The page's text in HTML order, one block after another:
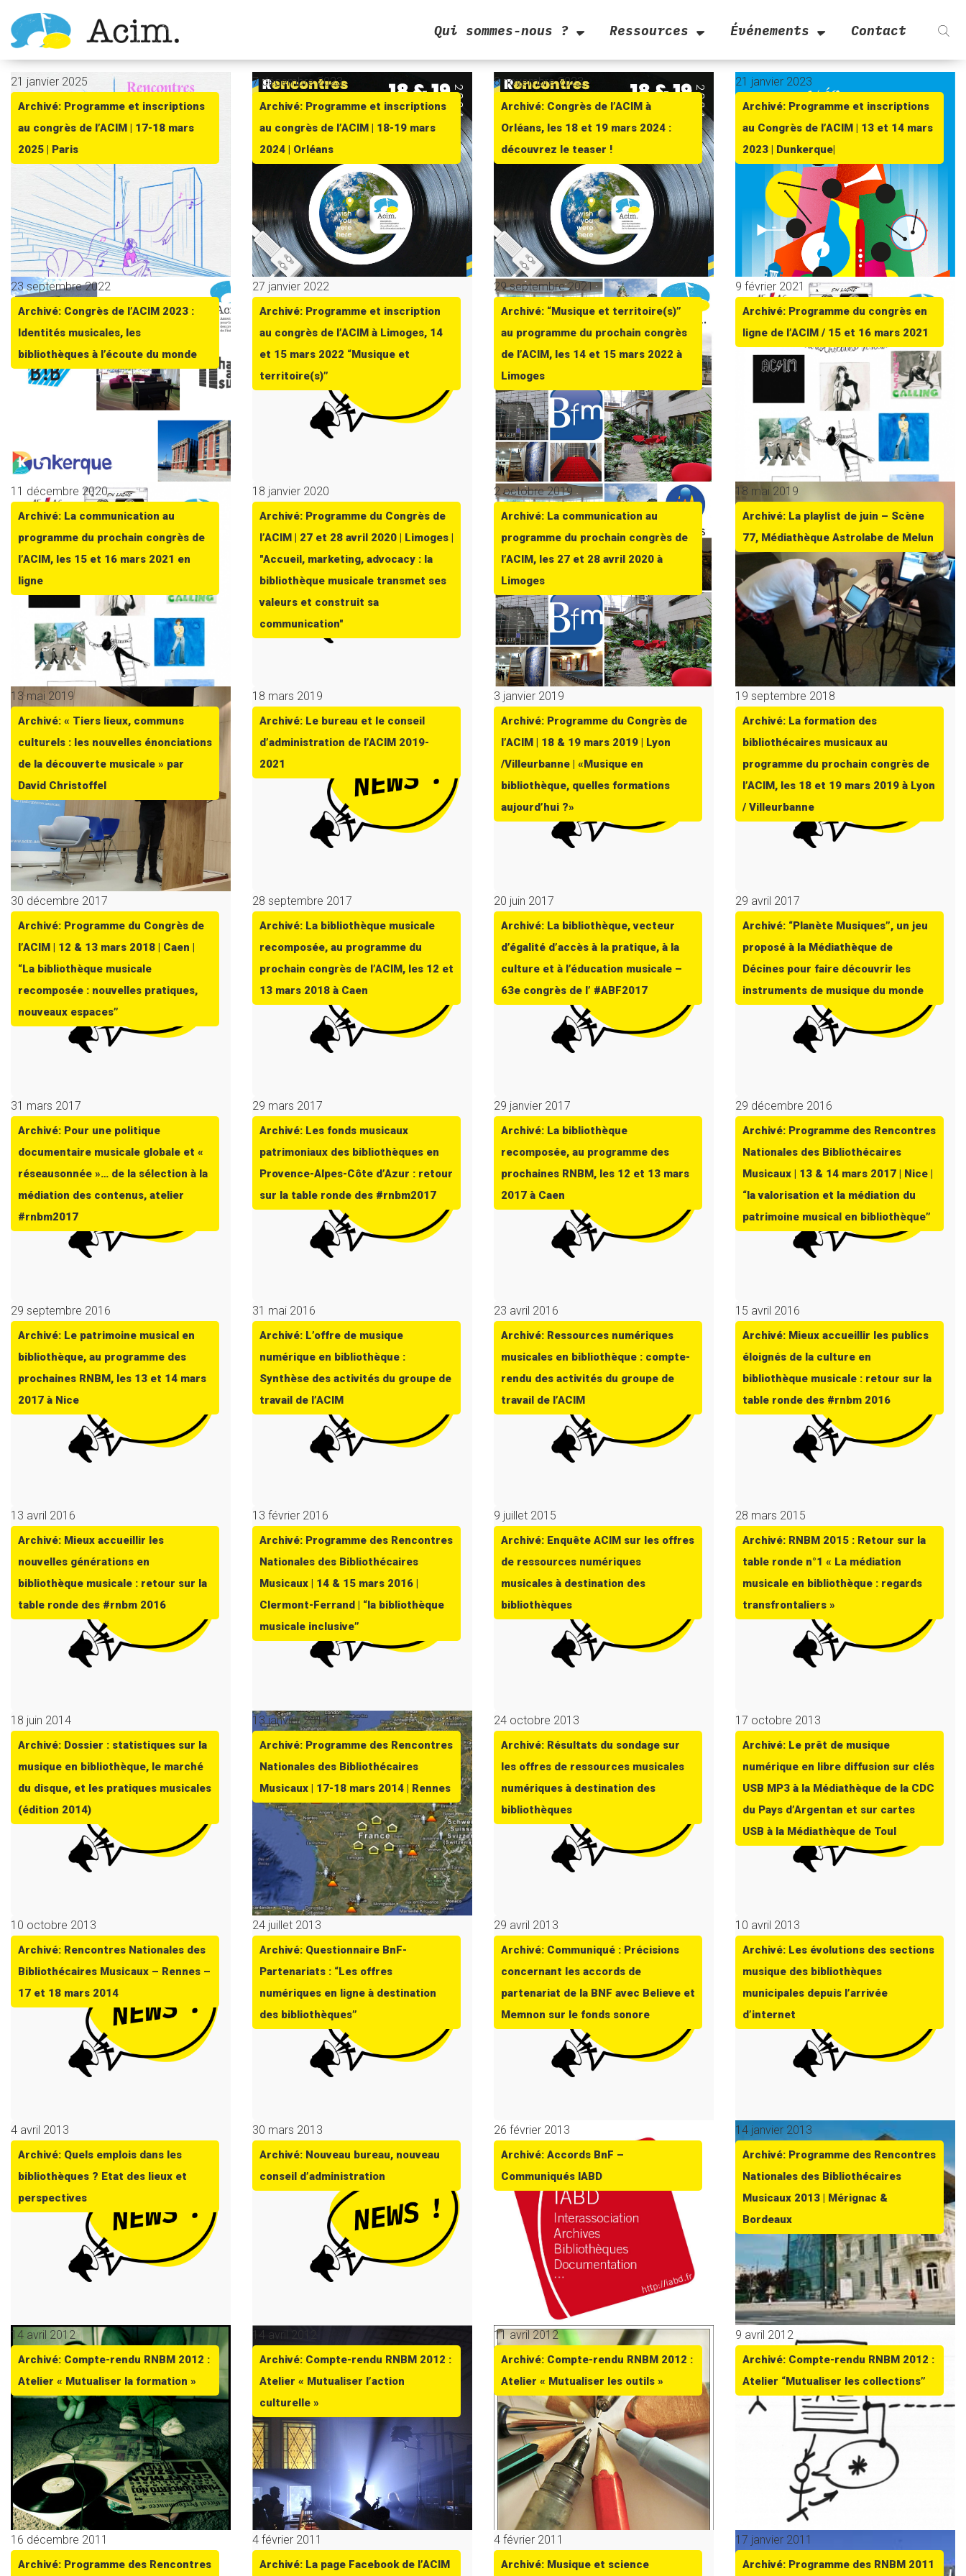
Ouvrir la barre d’outils
Qui sommes-nous ? Ressources Événements Contact
21 janvier 2025
Archivé: Programme et inscriptions
au congrès de l’ACIM | 17-18 mars
2025 | Paris
7 décembre 2023
Archivé: Programme et inscriptions
au congrès de l’ACIM | 18-19 mars
2024 | Orléans
8 novembre 2023
Archivé: Congrès de l’ACIM à
Orléans, les 18 et 19 mars 2024 :
découvrez le teaser !
21 janvier 2023
Archivé: Programme et inscriptions
au Congrès de l’ACIM | 13 et 14 mars
2023 | Dunkerque|
23 septembre 2022
Archivé: Congrès de l’ACIM 2023 :
Identités musicales, les
bibliothèques à l’écoute du monde
27 janvier 2022
Archivé: Programme et inscription
au congrès de l’ACIM à Limoges, 14
et 15 mars 2022 “Musique et
territoire(s)”
29 septembre 2021
Archivé: “Musique et territoire(s)”
au programme du prochain congrès
de l’ACIM, les 14 et 15 mars 2022 à
Limoges
9 février 2021
Archivé: Programme du congrès en
ligne de l’ACIM / 15 et 16 mars 2021
11 décembre 2020
Archivé: La communication au
programme du prochain congrès de
l’ACIM, les 15 et 16 mars 2021 en
ligne
18 janvier 2020
Archivé: Programme du Congrès de
l’ACIM | 27 et 28 avril 2020 | Limoges |
"Accueil, marketing, advocacy : la
bibliothèque musicale transmet ses
valeurs et construit sa
communication"
2 octobre 2019
Archivé: La communication au
programme du prochain congrès de
l’ACIM, les 27 et 28 avril 2020 à
Limoges
18 mai 2019
Archivé: La playlist de juin – Scène
77, Médiathèque Astrolabe de Melun
13 mai 2019
Archivé: « Tiers lieux, communs
culturels : les nouvelles énonciations
de la découverte musicale » par
David Christoffel
18 mars 2019
Archivé: Le bureau et le conseil
d’administration de l’ACIM 2019-
2021
3 janvier 2019
Archivé: Programme du Congrès de
l’ACIM | 18 & 19 mars 2019 | Lyon
/Villeurbanne | «Musique en
bibliothèque, quelles formations
aujourd’hui ?»
19 septembre 2018
Archivé: La formation des
bibliothécaires musicaux au
programme du prochain congrès de
l’ACIM, les 18 et 19 mars 2019 à Lyon
/ Villeurbanne
30 décembre 2017
Archivé: Programme du Congrès de
l’ACIM | 12 & 13 mars 2018 | Caen |
“La bibliothèque musicale
recomposée : nouvelles pratiques,
nouveaux espaces”
28 septembre 2017
Archivé: La bibliothèque musicale
recomposée, au programme du
prochain congrès de l’ACIM, les 12 et
13 mars 2018 à Caen
20 juin 2017
Archivé: La bibliothèque, vecteur
d’égalité d’accès à la pratique, à la
culture et à l’éducation musicale –
63e congrès de l’ #ABF2017
29 avril 2017
Archivé: “Planète Musiques”, un jeu
proposé à la Médiathèque de
Décines pour faire découvrir les
instruments de musique du monde
31 mars 2017
Archivé: Pour une politique
documentaire musicale globale et «
réseausonnée »… de la sélection à la
médiation des contenus, atelier
#rnbm2017
29 mars 2017
Archivé: Les fonds musicaux
patrimoniaux des bibliothèques en
Provence-Alpes-Côte d’Azur : retour
sur la table ronde des #rnbm2017
29 janvier 2017
Archivé: La bibliothèque
recomposée, au programme des
prochaines RNBM, les 12 et 13 mars
2017 à Caen
29 décembre 2016
Archivé: Programme des Rencontres
Nationales des Bibliothécaires
Musicaux | 13 & 14 mars 2017 | Nice |
“la valorisation et la médiation du
patrimoine musical en bibliothèque”
29 septembre 2016
Archivé: Le patrimoine musical en
bibliothèque, au programme des
prochaines RNBM, les 13 et 14 mars
2017 à Nice
31 mai 2016
Archivé: L’offre de musique
numérique en bibliothèque :
Synthèse des activités du groupe de
travail de l’ACIM
23 avril 2016
Archivé: Ressources numériques
musicales en bibliothèque : compte-
rendu des activités du groupe de
travail de l’ACIM
15 avril 2016
Archivé: Mieux accueillir les publics
éloignés de la culture en
bibliothèque musicale : retour sur la
table ronde des #rnbm 2016
13 avril 2016
Archivé: Mieux accueillir les
nouvelles générations en
bibliothèque musicale : retour sur la
table ronde des #rnbm 2016
13 février 2016
Archivé: Programme des Rencontres
Nationales des Bibliothécaires
Musicaux | 14 & 15 mars 2016 |
Clermont-Ferrand | “la bibliothèque
musicale inclusive”
9 juillet 2015
Archivé: Enquête ACIM sur les offres
de ressources numériques
musicales à destination des
bibliothèques
28 mars 2015
Archivé: RNBM 2015 : Retour sur la
table ronde n°1 « La médiation
musicale en bibliothèque : regards
transfrontaliers »
18 juin 2014
Archivé: Dossier : statistiques sur la
musique en bibliothèque, le marché
du disque, et les pratiques musicales
(édition 2014)
13 janvier 2014
Archivé: Programme des Rencontres
Nationales des Bibliothécaires
Musicaux | 17-18 mars 2014 | Rennes
24 octobre 2013
Archivé: Résultats du sondage sur
les offres de ressources musicales
numériques à destination des
bibliothèques
17 octobre 2013
Archivé: Le prêt de musique
numérique en libre diffusion sur clés
USB MP3 à la Médiathèque de la CDC
du Pays d’Argentan et sur cartes
USB à la Médiathèque de Toul
10 octobre 2013
Archivé: Rencontres Nationales des
Bibliothécaires Musicaux – Rennes –
17 et 18 mars 2014
24 juillet 2013
Archivé: Questionnaire BnF-
Partenariats : “Les offres
numériques en ligne à destination
des bibliothèques”
29 avril 2013
Archivé: Communiqué : Précisions
concernant les accords de
partenariat de la BNF avec Believe et
Memnon sur le fonds sonore
10 avril 2013
Archivé: Les évolutions des sections
musique des bibliothèques
municipales depuis l’arrivée
d’internet
4 avril 2013
Archivé: Quels emplois dans les
bibliothèques ? Etat des lieux et
perspectives
30 mars 2013
Archivé: Nouveau bureau, nouveau
conseil d’administration
26 février 2013
Archivé: Accords BnF –
Communiqués IABD
14 janvier 2013
Archivé: Programme des Rencontres
Nationales des Bibliothécaires
Musicaux 2013 | Mérignac &
Bordeaux
14 avril 2012
Archivé: Compte-rendu RNBM 2012 :
Atelier « Mutualiser la formation »
14 avril 2012
Archivé: Compte-rendu RNBM 2012 :
Atelier « Mutualiser l’action
culturelle »
11 avril 2012
Archivé: Compte-rendu RNBM 2012 :
Atelier « Mutualiser les outils »
9 avril 2012
Archivé: Compte-rendu RNBM 2012 :
Atelier “Mutualiser les collections”
16 décembre 2011
Archivé: Programme des Rencontres
4 février 2011
Archivé: La page Facebook de l’ACIM
4 février 2011
Archivé: Musique et science
17 janvier 2011
Archivé: Programme des RNBM 2011